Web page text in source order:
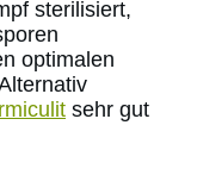
sterilisiert,
optimalen
sehr gut